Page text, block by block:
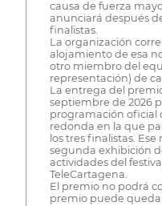
causa de fuerza
anunciará después
finalistas.
La organización
alojamiento de esa
otro miembro del
representación) de
La entrega del
septiembre de 2026
programación oficial
redonda en la que
los tres finalistas.
segunda exhibición
actividades del
TeleCartagena.
El premio no podrá
premio puede